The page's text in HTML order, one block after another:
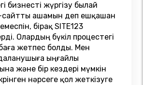
бизнесті жүргізу былай
сайтты ашамын деп ешқашан
бірақ SITE123
Олардың бүкіл процестегі
жетпес болды. Мен
ыңғайлы
және бір кездері мүмкін
нәрсеге қол жеткізуге